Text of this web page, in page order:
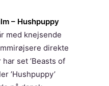
– Hushpuppy
med knejsende
direkte
set ’Beasts of
’Hushpuppy’